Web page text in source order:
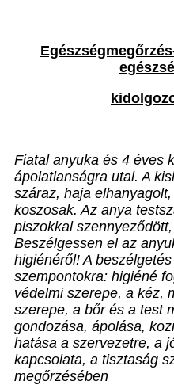
Fiatal anyuka és 4 éves
ápolatlanságra utal. A
száraz, haja
koszosak. Az anya
piszokkal
Beszélgessen el az
higiénéről! A
szempontokra: higiéné
védelmi szerepe, a kéz,
szerepe, a bőr és a test
gondozása, ápolása,
hatása a szervezetre, a
kapcsolata, a tisztaság
megőrzésében